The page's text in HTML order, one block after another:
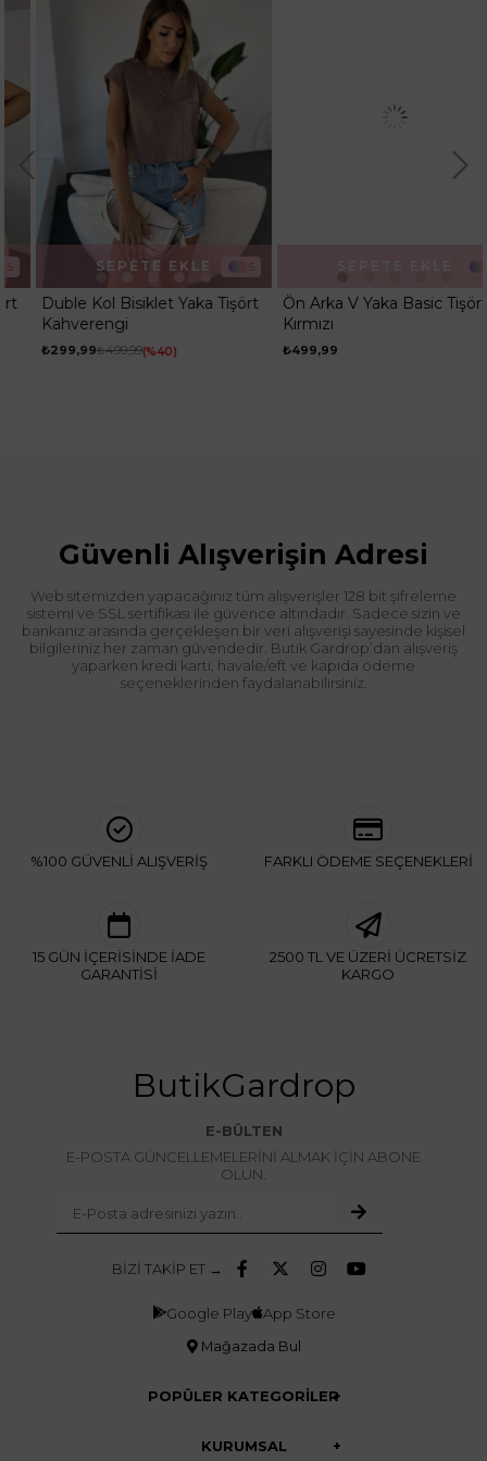
Belirtilmemiş
Regular
Desen
Ortam Günlük
Duble Kol Bisiklet Yaka Tişört
Kahverengi
₺299,99₺499,99 %40
SEPETE EKLE
Ön Arka V Yaka Basic Tişört
Kırmızı
₺499,99
Güvenli Alışverişin Adresi
Web sitemizden yapacağınız tüm alışverişler 128 bit şifreleme
sistemi ve SSL sertifikası ile güvence altındadır. Sadece sizin ve
bankanız arasında gerçekleşen bir veri alışverişi sayesinde kişisel
bilgileriniz her zaman güvendedir. Butik Gardrop’dan alışveriş
yaparken kredi kartı, havale/eft ve kapıda ödeme
seçeneklerinden faydalanabilirsiniz.
%100 GÜVENLİ ALIŞVERİŞ FARKLI ÖDEME SEÇENEKLERİ
15 GÜN İÇERİSİNDE İADE
GARANTİSİ
2500 TL VE ÜZERİ ÜCRETSİZ
KARGO
ButikGardrop
E-BÜLTEN
E-POSTA GÜNCELLEMELERİNİ ALMAK İÇİN ABONE
OLUN.
BİZİ TAKİP ET →
Google Play App Store
Mağazada Bul
POPÜLER KATEGORİLER
KURUMSAL